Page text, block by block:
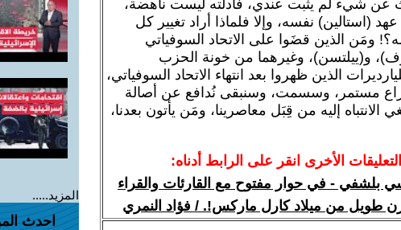
عن شيء لم يثبت عندي، فأدلته ليست ناهضة،
(استالين) نفسه، وإلا فلماذا أراد تغيير كل
ومَن الذين قضَوا على الاتحاد السوفياتي
و(ييلتسن)، وغيرهما من خونة الحزب
الذين ظهروا بعد انتهاء الاتحاد السوفياتي،
مستمر، وسسمت، وسنبقى نُدافع عن أصالة
الانتباه إليه من قِبَل معاصرينا، ومَن يأتون بعدنا،
الأخرى انقر على الرابط أدناه:
بلشفي - في حوار مفتوح مع القارئات والقراء
طويل من ميلاد كارل ماركس!. / فؤاد النمري
المزيد.....
احدث